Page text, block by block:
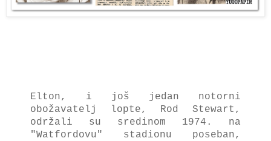
Elton, i još jedan notorni
obožavatelj lopte, Rod Stewart,
održali su sredinom 1974. na
"Watfordovu" stadionu poseban,